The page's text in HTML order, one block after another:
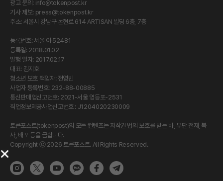
광고 문의: info@tokenpost.kr
기사 제보: press@tokenpost.kr
주소: 서울시 강남구 논현로 614 ARTISAN 빌딩 6층, 7층
등록번호: 서울 아 52481
등록일: 2018.01.02
발행 일자: 2017.02.17
대표: 김지호
청소년 보호 책임자: 전영빈
사업자 등록번호: 232-88-00885
통신판매업신고번호: 2021-서울 영등포-2531
직업정보제공사업신고번호 : J1204020230009
토큰포스트(tokenpost)의 모든 컨텐츠는 저작권 법의 보호를 받는 바, 무단 전재, 복
사, 배포 등을 금합니다.
Copyright ⓒ 2026 토큰포스트. All Rights Reserved.